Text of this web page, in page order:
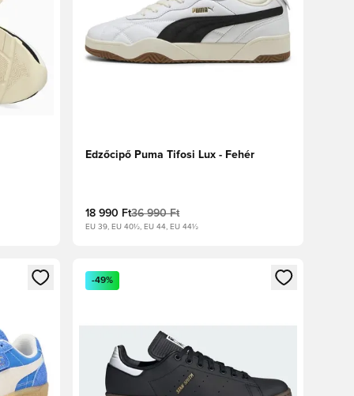
Edzőcipő Puma Tifosi Lux - Fehér
18 990 Ft36 990 Ft
EU 39, EU 40½, EU 44, EU 44½
vagy a tagként való regisztrációhoz
Megnyit egy modált a bejelentkezéshez vagy a
-49%